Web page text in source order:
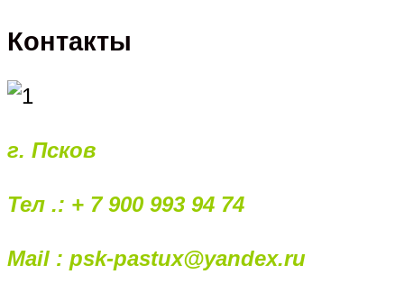
Контакты
г. Псков
Тел .: + 7 900 993 94 74
Mail : psk-pastux@yandex.ru